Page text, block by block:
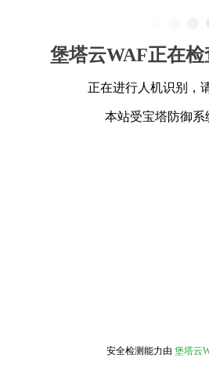
堡塔云WAF正在检
正在进行人机识别，
本站受宝塔防御系
安全检测能力由 堡塔云